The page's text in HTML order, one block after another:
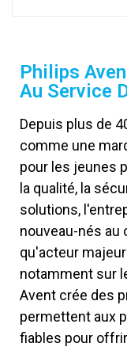
Philips
Au Service
Depuis plus de
comme une
pour les jeunes
la qualité, la
solutions,
nouveau-nés
qu'acteur
notamment sur
Avent crée des
permettent aux
fiables pour